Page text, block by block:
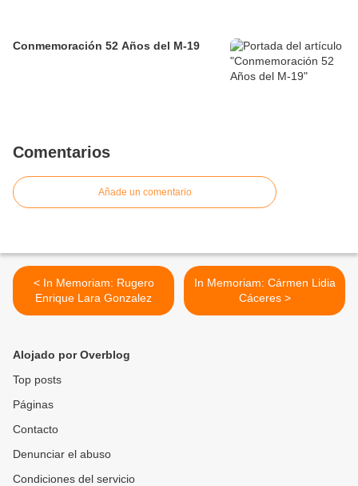
Conmemoración 52 Años del M-19
Comentarios
Añade un comentario
< In Memoriam: Rugero
Enrique Lara Gonzalez
In Memoriam: Cármen Lidia
Cáceres >
Alojado por Overblog
Top posts
Páginas
Contacto
Denunciar el abuso
Condiciones del servicio